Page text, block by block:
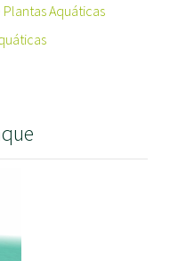
Aquáticas